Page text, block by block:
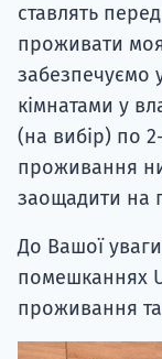
ставлять
проживати
забезпечуємо
кімнатами у
(на вибір) по
проживання
заощадити на
До Вашої
помешканнях
проживання